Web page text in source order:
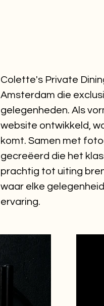
Colette's Private
Amsterdam die
gelegenheden. Als
website ontwikkeld,
komt. Samen met
gecreëerd die het
prachtig tot uiting
waar elke
ervaring.